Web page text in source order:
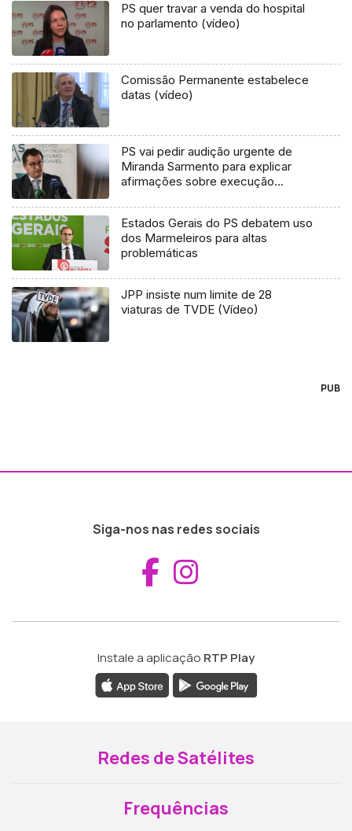
PS quer travar a venda do hospital
no parlamento (vídeo)
Comissão Permanente estabelece
datas (vídeo)
PS vai pedir audição urgente de
Miranda Sarmento para explicar
afirmações sobre execução
Estados Gerais do PS debatem uso
dos Marmeleiros para altas
problemáticas
JPP insiste num limite de 28
viaturas de TVDE (Vídeo)
PUB
Siga-nos nas redes sociais
Aceder ao
Instale a aplicação RTP Play
Redes de Satélites
Frequências